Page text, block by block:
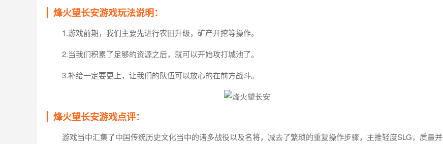
烽火望长安游戏玩法说明：
1.游戏前期，我们主要先进行农田升级，矿产开挖等操作。
2.当我们积累了足够的资源之后，就可以开始攻打城池了。
3.补给一定要更上，让我们的队伍可以放心的在前方战斗。
烽火望长安游戏点评：
游戏当中汇集了中国传统历史文化当中的诸多战役以及名将，减去了繁琐的重复操作步骤，主推轻度SLG，质量并